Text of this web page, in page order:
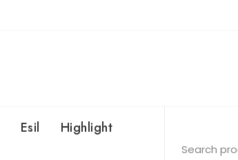
Esil Highlight